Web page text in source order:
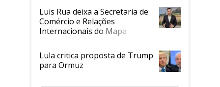
Luis Rua deixa a Secretaria de
Comércio e Relações
Internacionais do Mapa
Lula critica proposta de Trump
para Ormuz